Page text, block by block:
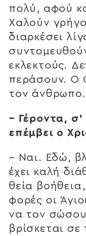
πολύ, αφού
Χαλούν
διαρκέσει
εκλεκτούς.
περάσουν. Ο
τον άνθρωπο.
– Γέροντα,
επέμβει ο
– Ναι. Εδώ,
έχει καλή
θεία
φορές οι
να τον
βρίσκεται